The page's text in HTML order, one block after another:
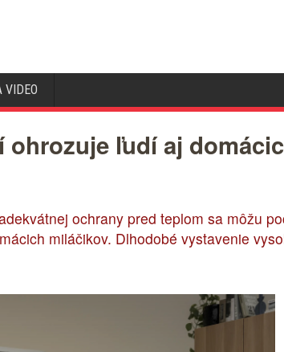
VIDEO
ohrozuje ľudí aj
ochrany pred teplom sa môžu
miláčikov. Dlhodobé vystavenie